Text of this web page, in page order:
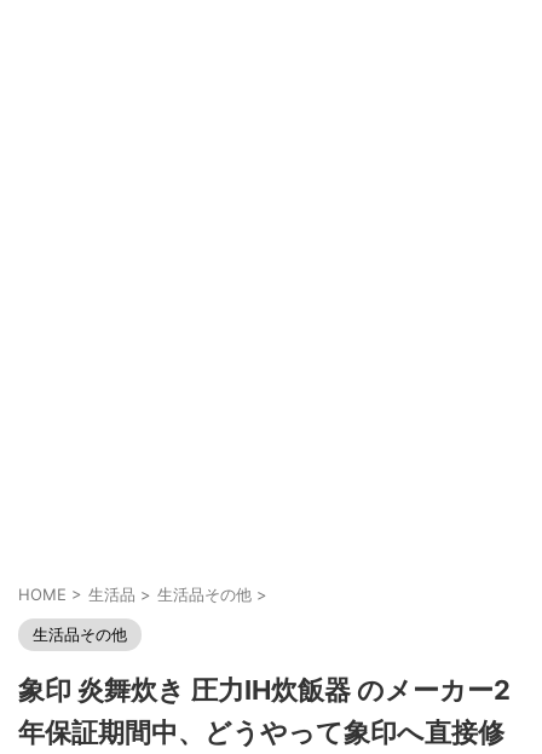
HOME > 生活品 > 生活品その他 >
生活品その他
象印 炎舞炊き 圧力IH炊飯器 のメーカー2
年保証期間中、どうやって象印へ直接修